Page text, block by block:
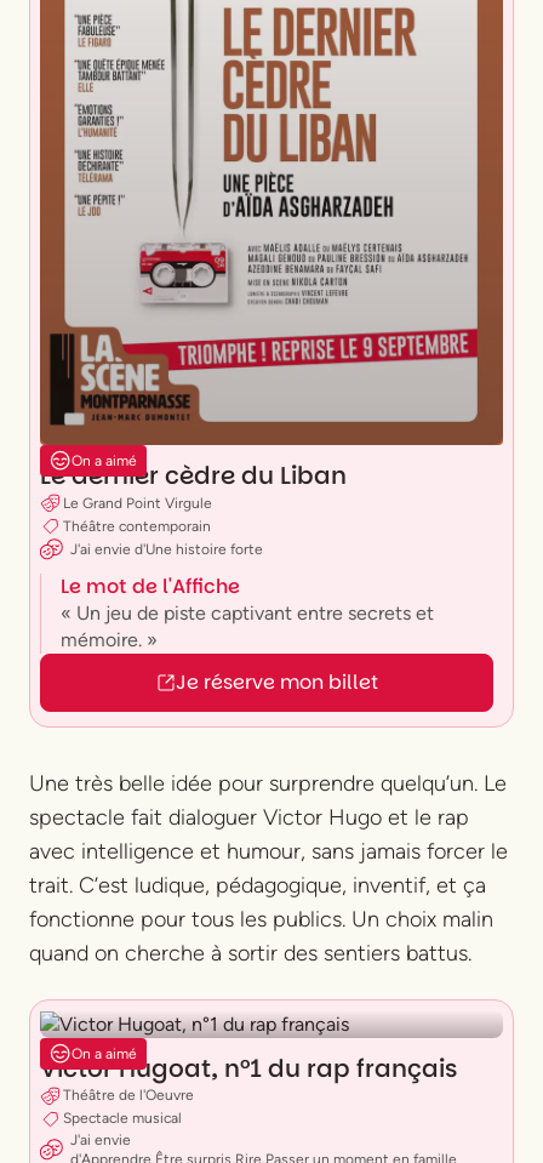
On a aimé
Le dernier cèdre du Liban
Le Grand Point Virgule
Théâtre contemporain
J'ai envied'Une histoire forte
Le mot de l'Affiche
« Un jeu de piste captivant entre secrets et
mémoire. »
Je réserve mon billet
Une très belle idée pour surprendre quelqu’un. Le
spectacle fait dialoguer Victor Hugo et le rap
avec intelligence et humour, sans jamais forcer le
trait. C’est ludique, pédagogique, inventif, et ça
fonctionne pour tous les publics. Un choix malin
quand on cherche à sortir des sentiers battus.
On a aimé
Victor Hugoat, n°1 du rap français
Théâtre de l'Oeuvre
Spectacle musical
J'ai envie
d'Apprendre Être surpris Rire Passer un moment en famille